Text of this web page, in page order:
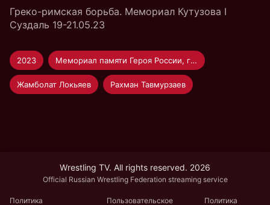
Греко-римская борьба. Мемориал Кутузова I
Суздаль 19-21.05.23
2023 Мемориал памяти Героя России, генерал-лейтенанта Р.В. Кутузова по греко-римской борьбе среди мужчин
Жамболат Локьяев Рахман Тавмурзаев
Wrestling TV. All rights reserved. 2026
Official Russian Wrestling Federation streaming service
Политика Пользовательское Политика